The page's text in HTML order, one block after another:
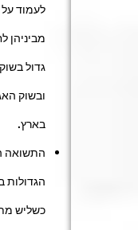
מביניהן
גדול
ובשוק
בארץ.
התשואה
כשליש